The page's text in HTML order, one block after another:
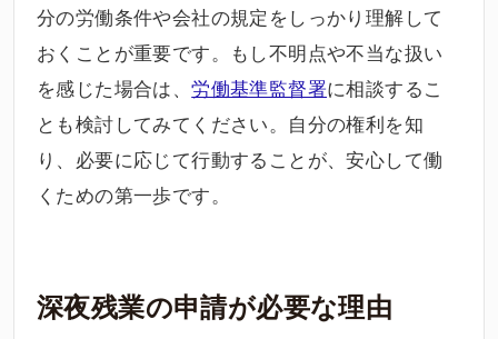
分の労働条件や会社の規定をしっかり理解して
おくことが重要です。もし不明点や不当な扱い
を感じた場合は、労働基準監督署に相談するこ
とも検討してみてください。自分の権利を知
り、必要に応じて行動することが、安心して働
くための第一歩です。
深夜残業の申請が必要な理由